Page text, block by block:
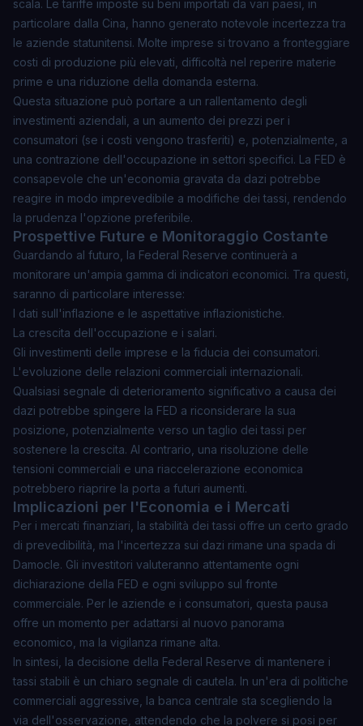
scala. Le tariffe imposte su beni importati da vari paesi, in
particolare dalla Cina, hanno generato notevole incertezza tra
le aziende statunitensi. Molte imprese si trovano a fronteggiare
costi di produzione più elevati, difficoltà nel reperire materie
prime e una riduzione della domanda esterna.
Questa situazione può portare a un rallentamento degli
investimenti aziendali, a un aumento dei prezzi per i
consumatori (se i costi vengono trasferiti) e, potenzialmente, a
una contrazione dell'occupazione in settori specifici. La FED è
consapevole che un'economia gravata da dazi potrebbe
reagire in modo imprevedibile a modifiche dei tassi, rendendo
la prudenza l'opzione preferibile.
Prospettive Future e Monitoraggio Costante
Guardando al futuro, la Federal Reserve continuerà a
monitorare un'ampia gamma di indicatori economici. Tra questi,
saranno di particolare interesse:
I dati sull'inflazione e le aspettative inflazionistiche.
La crescita dell'occupazione e i salari.
Gli investimenti delle imprese e la fiducia dei consumatori.
L'evoluzione delle relazioni commerciali internazionali.
Qualsiasi segnale di deterioramento significativo a causa dei
dazi potrebbe spingere la FED a riconsiderare la sua
posizione, potenzialmente verso un taglio dei tassi per
sostenere la crescita. Al contrario, una risoluzione delle
tensioni commerciali e una riaccelerazione economica
potrebbero riaprire la porta a futuri aumenti.
Implicazioni per l'Economia e i Mercati
Per i mercati finanziari, la stabilità dei tassi offre un certo grado
di prevedibilità, ma l'incertezza sui dazi rimane una spada di
Damocle. Gli investitori valuteranno attentamente ogni
dichiarazione della FED e ogni sviluppo sul fronte
commerciale. Per le aziende e i consumatori, questa pausa
offre un momento per adattarsi al nuovo panorama
economico, ma la vigilanza rimane alta.
In sintesi, la decisione della Federal Reserve di mantenere i
tassi stabili è un chiaro segnale di cautela. In un'era di politiche
commerciali aggressive, la banca centrale sta scegliendo la
via dell'osservazione, attendendo che la polvere si posi per